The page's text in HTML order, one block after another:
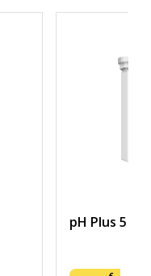
pH Plus 5 kg